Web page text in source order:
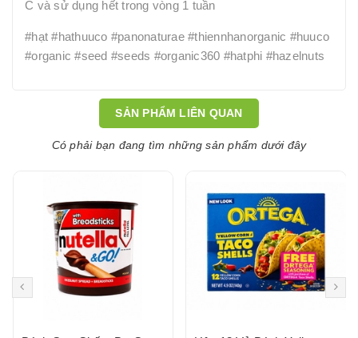
C và sử dụng hết trong vòng 1 tuần
#hạt #hathuuco #panonaturae #thiennhanorganic #huuco
#organic #seed #seeds #organic360 #hatphi #hazelnuts
SẢN PHẨM LIÊN QUAN
Có phải bạn đang tìm những sản phẩm dưới đây